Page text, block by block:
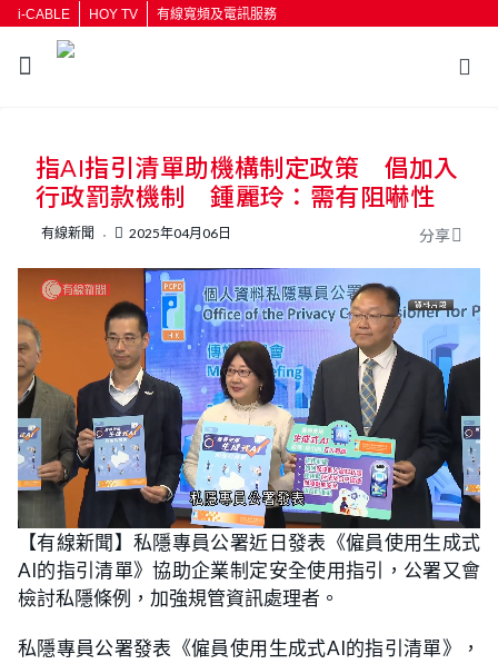
i-CABLE HOY TV 有線寬頻及電訊服務
按輸入鍵開始搜尋
指AI指引清單助機構制定政策 倡加入
行政罰款機制 鍾麗玲：需有阻嚇性
有線新聞 2025年04月06日 分享
n
m
t
e
o
a
d
e
d
:
1
8
8
【有線新聞】私隱專員公署近日發表《僱員使用生成式
AI的指引清單》協助企業制定安全使用指引，公署又會
檢討私隱條例，加強規管資訊處理者。
私隱專員公署發表《僱員使用生成式AI的指引清單》，